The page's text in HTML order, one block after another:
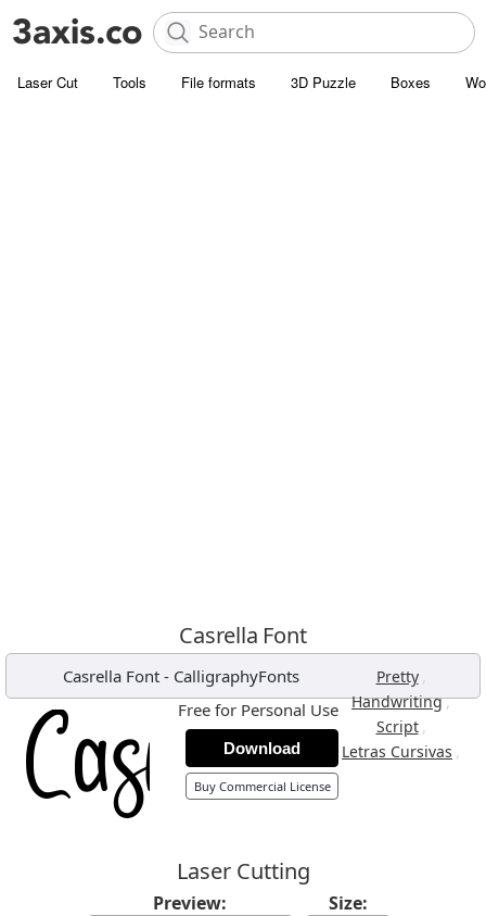
Laser Cut Tools File formats 3D Puzzle Boxes
Casrella Font
Casrella Font- CalligraphyFonts Pretty ,
Handwriting,
Script ,
Letras Cursivas ,
Free for Personal Use
Download
Buy Commercial License
Laser Cutting
Preview: Size: